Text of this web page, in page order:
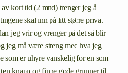
kort tid (2 mnd) trenger jeg å
skal inn på litt større privat
jeg vrir og vrenger på det så blir
jeg må være streng med hva jeg
som er uhyre vanskelig for en som
knapp og finne gode grunner til